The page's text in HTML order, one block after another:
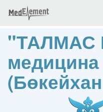
"ТАЛМАС
(Бөкейхан